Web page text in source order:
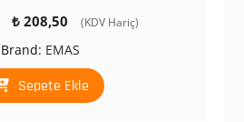
Orijinal
₺ 417,00.
₺208,50
Şu
fiyat:
₺ 208,50.
(KDV Hariç)
Brand: EMAS
Sepete Ekle